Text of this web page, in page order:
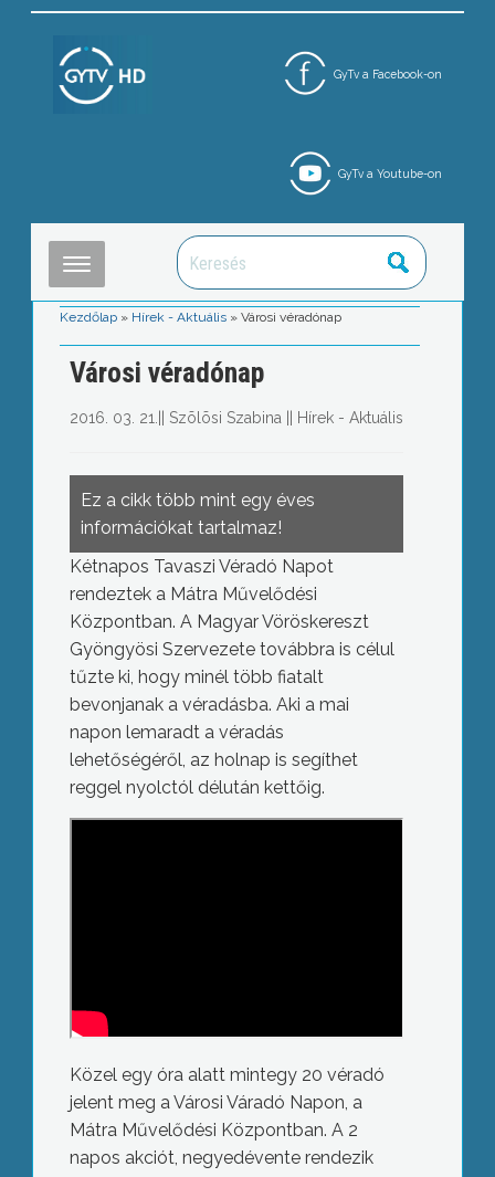
GyTv a Facebook-on
GyTv a Youtube-on
Kezdőlap » Hírek - Aktuális »Városi véradónap
Városi véradónap
2016. 03. 21. Szõlõsi Szabina Hírek - Aktuális
Ez a cikk több mint egy éves
információkat tartalmaz!
Kétnapos Tavaszi Véradó Napot
rendeztek a Mátra Művelődési
Központban. A Magyar Vöröskereszt
Gyöngyösi Szervezete továbbra is célul
tűzte ki, hogy minél több fiatalt
bevonjanak a véradásba. Aki a mai
napon lemaradt a véradás
lehetőségéről, az holnap is segíthet
reggel nyolctól délután kettőig.
Közel egy óra alatt mintegy 20 véradó
jelent meg a Városi Váradó Napon, a
Mátra Művelődési Központban. A 2
napos akciót, negyedévente rendezik